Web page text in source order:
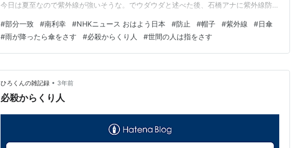
今日は夏至なので紫外線が強いそうな。でウダウダと述べた後、石橋アナに紫外線防止
ん「私は帽子。これで紫外線を防止。」と被りながら言うのであった。 ほ…
#部分一致 #南利幸 #NHKニュース おはよう日本 #防止 #帽子 #紫外線 #日傘
#雨が降ったら傘をさす #必殺からくり人 #世間の人は指をさす
ひろくんの雑記録 • 3年前
必殺からくり人